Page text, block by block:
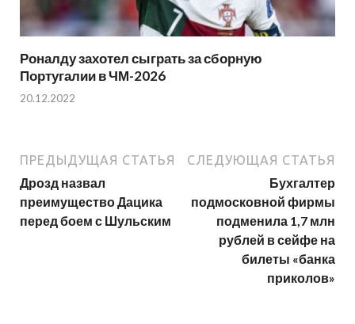
Роналду захотел сыграть за сборную
Португалии в ЧМ-2026
20.12.2022
ПРЕДЫДУЩАЯ СТАТЬЯ
Дрозд назвал
преимущество Дацика
перед боем с Шульским
СЛЕДУЮЩАЯ СТАТЬЯ
Бухгалтер
подмосковной фирмы
подменила 1,7 млн
рублей в сейфе на
билеты «банка
приколов»